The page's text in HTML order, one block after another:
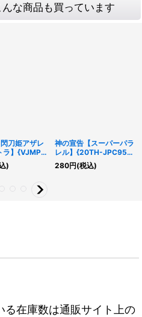
な商品も買っています
閃刀姫アザレ
ラ】{VJMP-
ンク》
)
神の宣告【スーパーパラ
レル】{20TH-JPC95}
《罠》
280円(税込)
る在庫数は通販サイト上の